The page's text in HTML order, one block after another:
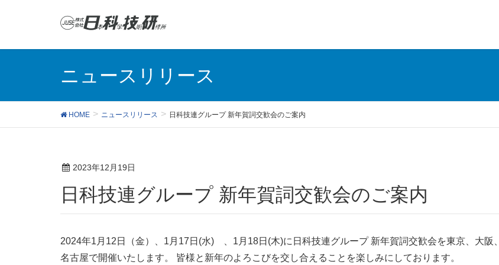
ニュースリリース
HOME ニュースリリース 日科技連グループ 新年賀詞交歓会のご案内
2023年12月19日
日科技連グループ 新年賀詞交歓会のご案内
2024年1月12日（金）、1月17日(水) 、1月18日(木)に日科技連グループ 新年賀詞交歓会を東京、大阪、
名古屋で開催いたします。 皆様と新年のよろこびを交し合えることを楽しみにしております。